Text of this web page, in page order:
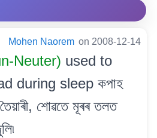
Mohen Naorem on 2008-12-14
Neuter) used to
during sleep কপাহ
শোৱতে মূৰৰ তলত